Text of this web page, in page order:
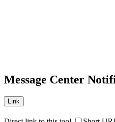
Message Center
Link